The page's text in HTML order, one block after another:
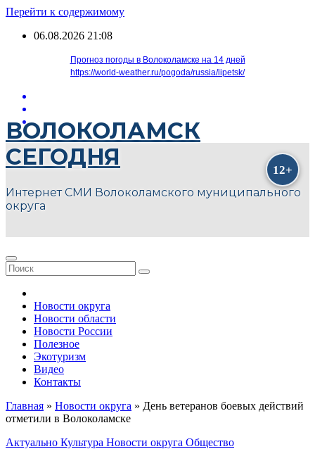
Перейти к содержимому
06.08.2026 21:08
Прогноз погоды в Волоколамске на 14 дней
https://world-weather.ru/pogoda/russia/lipetsk/
ВОЛОКОЛАМСК
СЕГОДНЯ
Интернет СМИ Волоколамского муниципального
округа
Новости округа
Новости области
Новости России
Полезное
Экотуризм
Видео
Контакты
Главная » Новости округа » День ветеранов боевых действий
отметили в Волоколамске
Актуально Культура Новости округа Общество